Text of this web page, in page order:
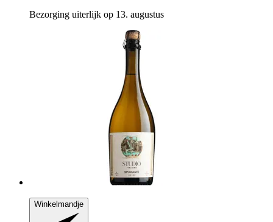
Bezorging uiterlijk op 13. augustus
Winkelmandje